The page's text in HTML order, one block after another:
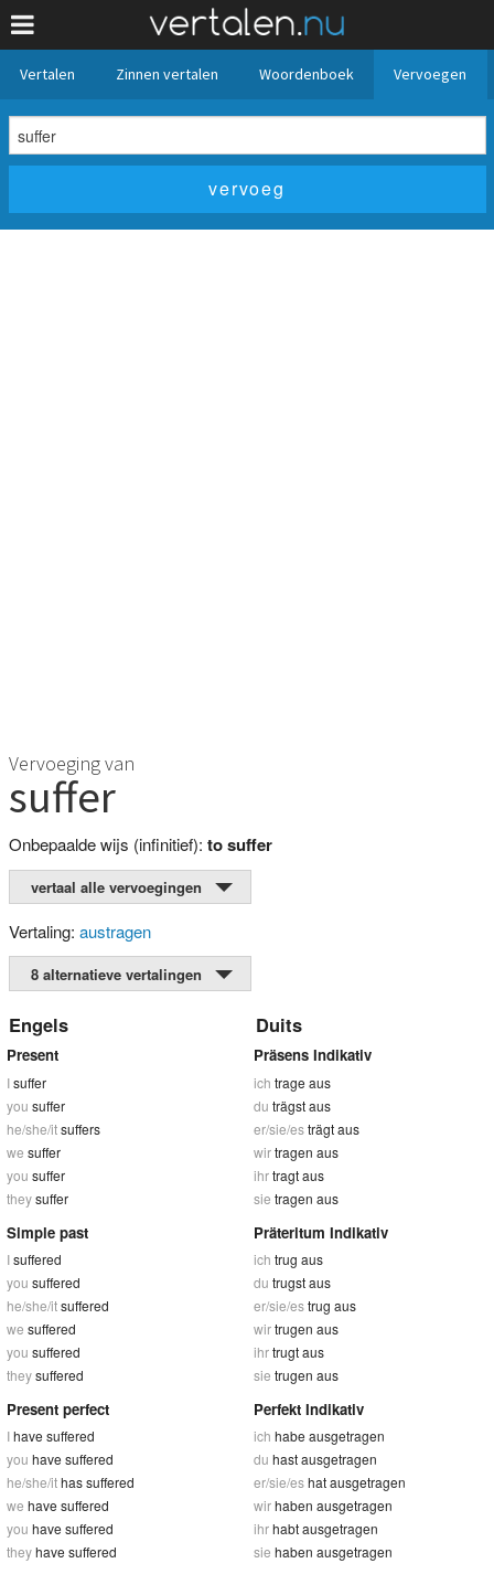
Vertalen Zinnen vertalen Woordenboek Vervoegen
Vervoeging van
suffer
Onbepaalde wijs (infinitief): to suffer
vertaal alle vervoegingen
Vertaling: austragen
8 alternatieve vertalingen
Engels Duits
Present
Isuffer
you suffer
he/she/itsuffers
we suffer
you suffer
theysuffer
Präsens Indikativ
ich trage aus
du trägst aus
er/sie/esträgt aus
wirtragen aus
ihrtragt aus
sie tragen aus
Simple past
Isuffered
you suffered
he/she/itsuffered
we suffered
you suffered
theysuffered
Präteritum Indikativ
ich trug aus
du trugst aus
er/sie/estrug aus
wirtrugen aus
ihrtrugt aus
sie trugen aus
Present perfect
Ihave suffered
you have suffered
he/she/ithas suffered
we have suffered
you have suffered
theyhave suffered
Perfekt Indikativ
ich habe ausgetragen
du hast ausgetragen
er/sie/eshat ausgetragen
wirhaben ausgetragen
ihrhabt ausgetragen
sie haben ausgetragen